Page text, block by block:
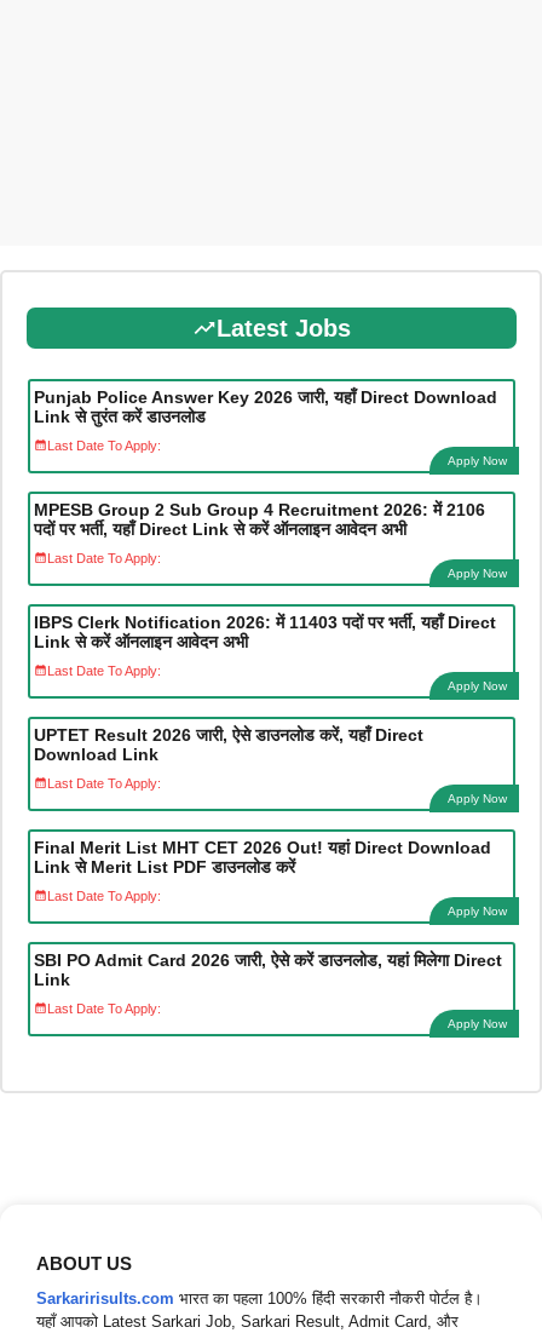
Latest Jobs
Punjab Police Answer Key 2026 जारी, यहाँ Direct Download
Link से तुरंत करें डाउनलोड
Last Date To Apply:
Apply Now
MPESB Group 2 Sub Group 4 Recruitment 2026: में 2106
पदों पर भर्ती, यहाँ Direct Link से करें ऑनलाइन आवेदन अभी
Last Date To Apply:
Apply Now
IBPS Clerk Notification 2026: में 11403 पदों पर भर्ती, यहाँ Direct
Link से करें ऑनलाइन आवेदन अभी
Last Date To Apply:
Apply Now
UPTET Result 2026 जारी, ऐसे डाउनलोड करें, यहाँ Direct
Download Link
Last Date To Apply:
Apply Now
Final Merit List MHT CET 2026 Out! यहां Direct Download
Link से Merit List PDF डाउनलोड करें
Last Date To Apply:
Apply Now
SBI PO Admit Card 2026 जारी, ऐसे करें डाउनलोड, यहां मिलेगा Direct
Link
Last Date To Apply:
Apply Now
ABOUT US
Sarkaririsults.com भारत का पहला 100% हिंदी सरकारी नौकरी पोर्टल है।
यहाँ आपको Latest Sarkari Job, Sarkari Result, Admit Card, और